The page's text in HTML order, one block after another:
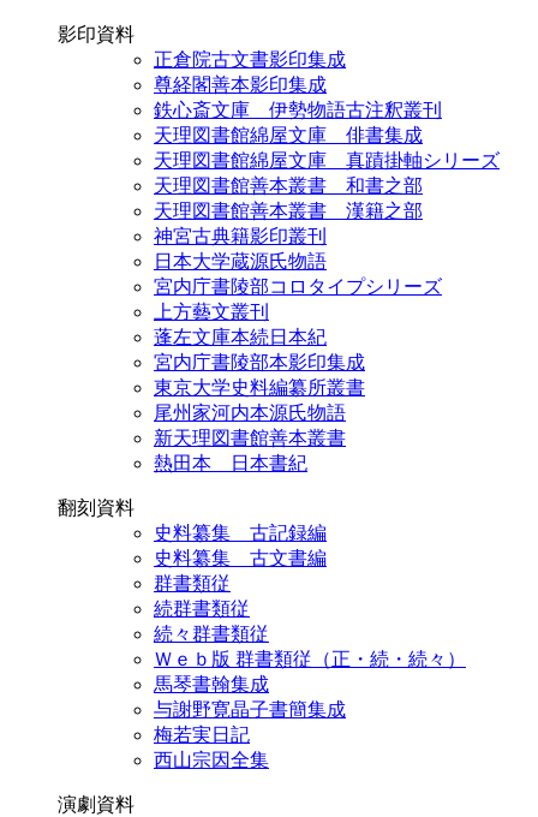
影印資料
正倉院古文書影印集成
尊経閣善本影印集成
鉄心斎文庫 伊勢物語古注釈叢刊
天理図書館綿屋文庫 俳書集成
天理図書館綿屋文庫 真蹟掛軸シリーズ
天理図書館善本叢書 和書之部
天理図書館善本叢書 漢籍之部
神宮古典籍影印叢刊
日本大学蔵源氏物語
宮内庁書陵部コロタイプシリーズ
上方藝文叢刊
蓬左文庫本続日本紀
宮内庁書陵部本影印集成
東京大学史料編纂所叢書
尾州家河内本源氏物語
新天理図書館善本叢書
熱田本 日本書紀
翻刻資料
史料纂集 古記録編
史料纂集 古文書編
群書類従
続群書類従
続々群書類従
Ｗｅｂ版 群書類従（正・続・続々）
馬琴書翰集成
与謝野寛晶子書簡集成
梅若実日記
西山宗因全集
演劇資料